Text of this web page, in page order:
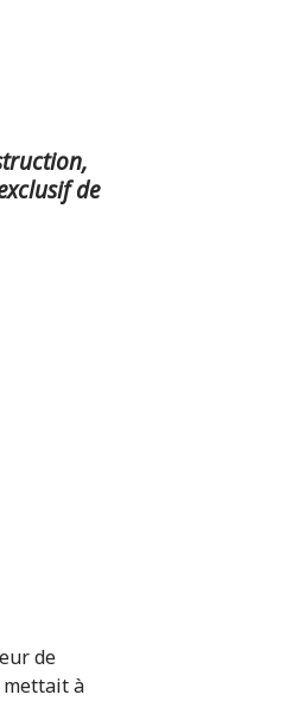
de
de
mettait à